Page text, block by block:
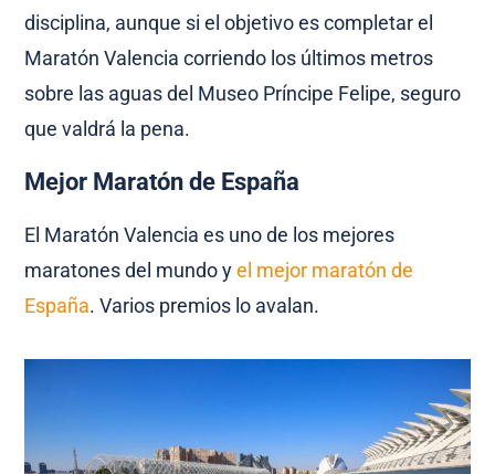
disciplina, aunque si el objetivo es completar el
Maratón Valencia corriendo los últimos metros
sobre las aguas del Museo Príncipe Felipe, seguro
que valdrá la pena.
Mejor Maratón de España
El Maratón Valencia es uno de los mejores
maratones del mundo yel mejor maratón de
España. Varios premios lo avalan.